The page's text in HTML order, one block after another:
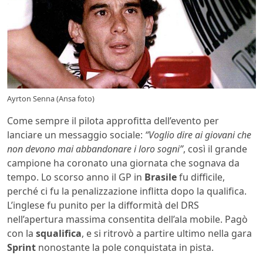
Ayrton Senna (Ansa foto)
Come sempre il pilota approfitta dell’evento per
lanciare un messaggio sociale: “Voglio dire ai giovani che
non devono mai abbandonare i loro sogni”, così il grande
campione ha coronato una giornata che sognava da
tempo. Lo scorso anno il GP in Brasilefu difficile,
perché ci fu la penalizzazione inflitta dopo la qualifica.
L’inglese fu punito per la difformità del DRS
nell’apertura massima consentita dell’ala mobile. Pagò
con la squalifica, e si ritrovò a partire ultimo nella gara
Sprint nonostante la pole conquistata in pista.